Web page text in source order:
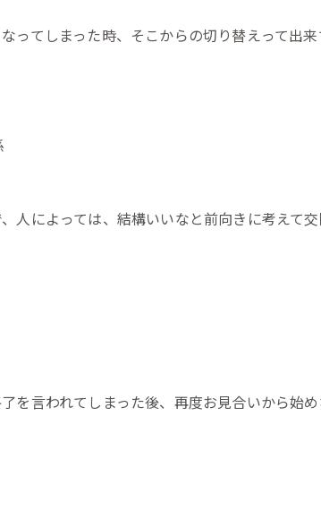
ってしまった時、そこからの切り替えって出来
人によっては、結構いいなと前向きに考えて
を言われてしまった後、再度お見合いから始